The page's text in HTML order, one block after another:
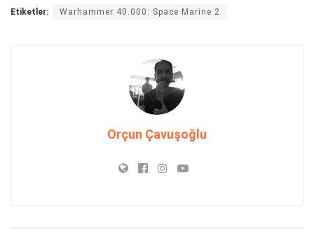
Etiketler: Warhammer 40.000: Space Marine 2
Orçun Çavuşoğlu